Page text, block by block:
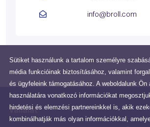
Sütiket használunk a tartalom személyre
média funkcióinak biztosításához, valamint
és ügyfeleink támogatásához. A weboldalunk Ön
használatára vonatkozó információkat
hirdetési és elemzési partnereinkkel is, akik
kombinálhatják más olyan információkkal,
info@broll.com
Vállalat